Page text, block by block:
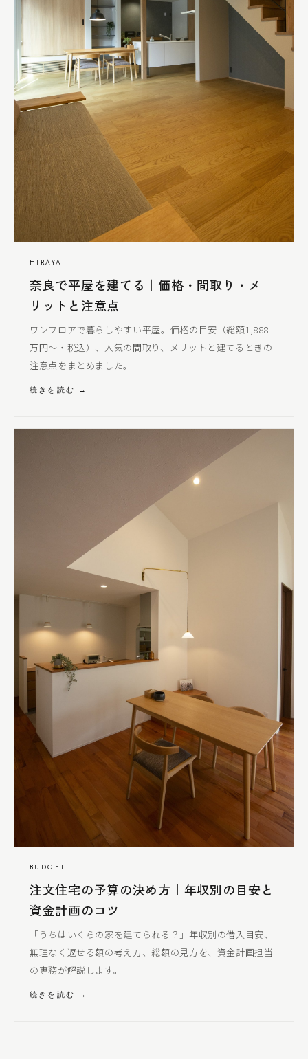
HIRAYA
奈良で平屋を建てる｜価格・間取り・メ
リットと注意点
ワンフロアで暮らしやすい平屋。価格の目安（総額1,888
万円〜・税込）、人気の間取り、メリットと建てるときの
注意点をまとめました。
続きを読む →
BUDGET
注文住宅の予算の決め方｜年収別の目安と
資金計画のコツ
「うちはいくらの家を建てられる？」年収別の借入目安、
無理なく返せる額の考え方、総額の見方を、資金計画担当
の専務が解説します。
続きを読む →